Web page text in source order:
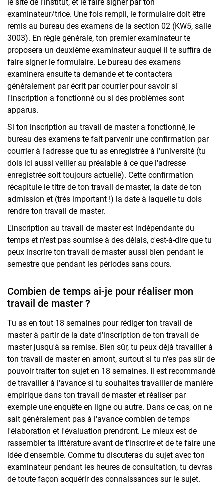
examinateur/trice. Une fois rempli, le formulaire doit être
remis au bureau des examens de la section 02 (KW5, salle
3003). En règle générale, ton premier examinateur te
proposera un deuxième examinateur auquel il te suffira de
faire signer le formulaire. Le bureau des examens
examinera ensuite ta demande et te contactera
généralement par écrit par courrier pour savoir si
l'inscription a fonctionné ou si des problèmes sont
apparus.
Si ton inscription au travail de master a fonctionné, le
bureau des examens te fait parvenir une confirmation par
courrier à l'adresse que tu as enregistrée à l'université (tu
dois ici aussi veiller au préalable à ce que l'adresse
enregistrée soit toujours actuelle). Cette confirmation
récapitule le titre de ton travail de master, la date de ton
admission et (très important !) la date à laquelle tu dois
rendre ton travail de master.
L'inscription au travail de master est indépendante du
temps et n'est pas soumise à des délais, c'est-à-dire que tu
peux inscrire ton travail de master aussi bien pendant le
semestre que pendant les périodes sans cours.
Combien de temps ai-je pour réaliser mon
travail de master ?
Tu as en tout 18 semaines pour rédiger ton travail de
master à partir de la date d'inscription de ton travail de
master jusqu'à sa remise. Bien sûr, tu peux déjà travailler à
ton travail de master en amont, surtout si tu n'es pas sûr de
pouvoir traiter ton sujet en 18 semaines. Il est recommandé
de travailler à l'avance si tu souhaites travailler de manière
empirique dans ton travail de master et réaliser par
exemple une enquête en ligne ou autre. Dans ce cas, on ne
sait généralement pas à l'avance combien de temps
l'élaboration et l'évaluation prendront. Le mieux est de
rassembler ta littérature avant de t'inscrire et de te faire une
idée d'ensemble. Comme tu discuteras du sujet avec ton
examinateur pendant les heures de consultation, tu devras
de toute façon acquérir des connaissances sur le sujet.